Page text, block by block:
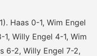
Haas 0-1, Wim Engel
1, Willy Engel 4-1, Wim
6-2, Willy Engel 7-2,